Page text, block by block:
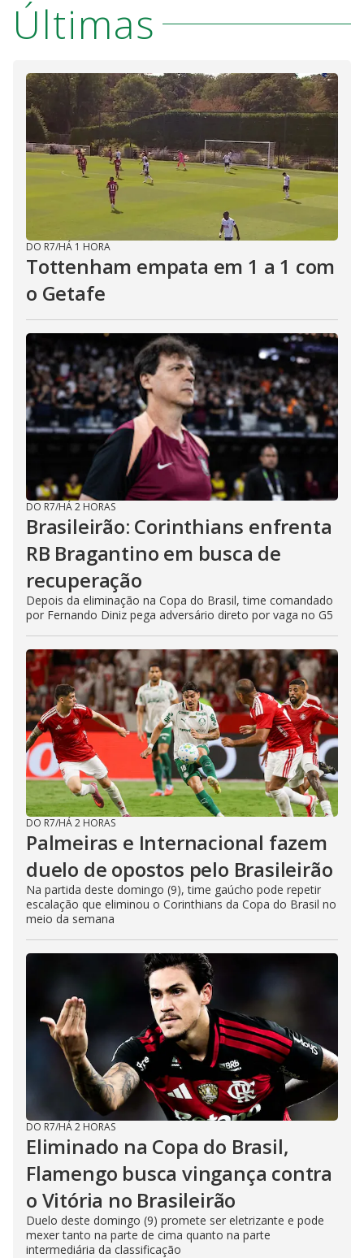
Últimas
DO R7/HÁ 1 HORA
Tottenham empata em 1 a 1 com
o Getafe
DO R7/HÁ 2 HORAS
Brasileirão: Corinthians enfrenta
RB Bragantino em busca de
recuperação
Depois da eliminação na Copa do Brasil, time comandado
por Fernando Diniz pega adversário direto por vaga no G5
DO R7/HÁ 2 HORAS
Palmeiras e Internacional fazem
duelo de opostos pelo Brasileirão
Na partida deste domingo (9), time gaúcho pode repetir
escalação que eliminou o Corinthians da Copa do Brasil no
meio da semana
DO R7/HÁ 2 HORAS
Eliminado na Copa do Brasil,
Flamengo busca vingança contra
o Vitória no Brasileirão
Duelo deste domingo (9) promete ser eletrizante e pode
mexer tanto na parte de cima quanto na parte
intermediária da classificação